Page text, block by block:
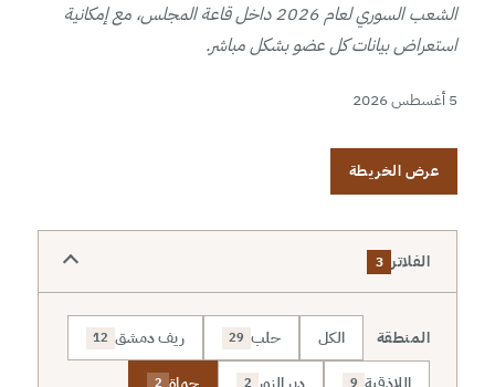
الشعب السوري لعام 2026 داخل قاعة المجلس، مع إمكانية
استعراض بيانات كل عضو بشكل مباشر.
5 أغسطس 2026
عرض الخريطة
الفلاتر 3
المنطقة الكل حلب 29 ريف دمشق 12
9
2
2